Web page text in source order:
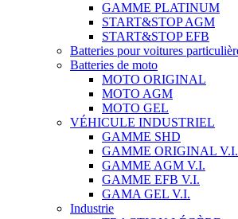
GAMME PLATINUM
START&STOP AGM
START&STOP EFB
Batteries pour voitures
Batteries de moto
MOTO ORIGINAL
MOTO AGM
MOTO GEL
VÉHICULE INDUSTRIEL
GAMME SHD
GAMME ORIGINAL V.I.
GAMME AGM V.I.
GAMME EFB V.I.
GAMA GEL V.I.
Industrie